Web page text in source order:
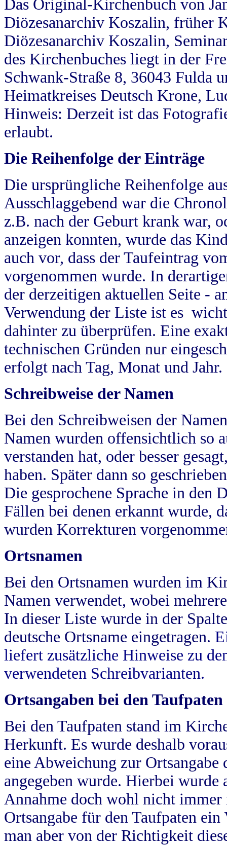
Das Original-Kirchenbuch von
Diözesanarchiv Koszalin, früher
Diözesanarchiv Koszalin,
des Kirchenbuches liegt in der
Schwank-Straße 8, 36043 Fulda
Heimatkreises Deutsch Krone,
Hinweis: Derzeit ist das
erlaubt.
Die Reihenfolge der Einträge
Die ursprüngliche Reihenfolge
Ausschlaggebend war die
z.B. nach der Geburt krank war,
anzeigen konnten, wurde das
auch vor, dass der Taufeintrag
vorgenommen wurde. In
der derzeitigen aktuellen Seite -
Verwendung der Liste ist es
dahinter zu überprüfen. Eine
technischen Gründen nur
erfolgt nach Tag, Monat und Jahr.
Schreibweise der Namen
Bei den Schreibweisen der
Namen wurden offensichtlich so
verstanden hat, oder besser
haben. Später dann so
Die gesprochene Sprache in
Fällen bei denen erkannt wurde,
wurden Korrekturen
Ortsnamen
Bei den Ortsnamen wurden im
Namen verwendet, wobei
In dieser Liste wurde in der
deutsche Ortsname eingetragen.
liefert zusätzliche Hinweise zu
verwendeten Schreibvarianten.
Ortsangaben bei den Taufpaten
Bei den Taufpaten stand im
Herkunft. Es wurde deshalb
eine Abweichung zur
angegeben wurde. Hierbei wurde
Annahme doch wohl nicht
Ortsangabe für den Taufpaten
man aber von der Richtigkeit